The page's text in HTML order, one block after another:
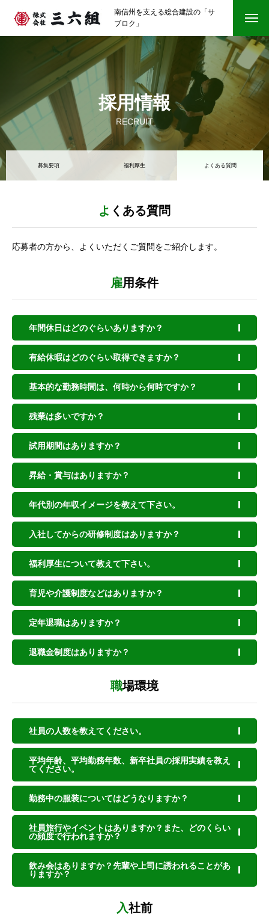
南信州を支える総合建設の「サ
ブロク」
採用情報
RECRUIT
募集要項 福利厚生 よくある質問
よくある質問
応募者の方から、よくいただくご質問をご紹介します。
雇用条件
年間休日はどのぐらいありますか？
有給休暇はどのぐらい取得できますか？
基本的な勤務時間は、何時から何時ですか？
残業は多いですか？
試用期間はありますか？
昇給・賞与はありますか？
年代別の年収イメージを教えて下さい。
入社してからの研修制度はありますか？
福利厚生について教えて下さい。
育児や介護制度などはありますか？
定年退職はありますか？
退職金制度はありますか？
職場環境
社員の人数を教えてください。
平均年齢、平均勤務年数、新卒社員の採用実績を教え
てください。
勤務中の服装についてはどうなりますか？
社員旅行やイベントはありますか？また、どのくらい
の頻度で行われますか？
飲み会はありますか？先輩や上司に誘われることがあ
りますか？
入社前